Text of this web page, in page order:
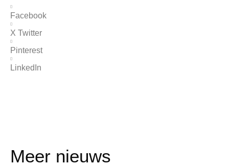
Facebook
X Twitter
Pinterest
LinkedIn
Meer nieuws